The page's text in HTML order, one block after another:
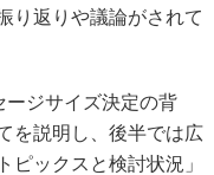
り返りや議論がされて
ジサイズ決定の背
を説明し、後半では広
ックスと検討状況」